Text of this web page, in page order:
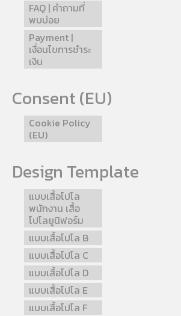
FAQ | คำถามที่
พบบ่อย
Payment |
เงื่อนไขการชำระ
เงิน
Consent (EU)
Cookie Policy
(EU)
Design Template
แบบเสื้อโปโล
พนักงาน เสื้อ
โปโลยูนิฟอร์ม
แบบเสื้อโปโล B
แบบเสื้อโปโล C
แบบเสื้อโปโล D
แบบเสื้อโปโล E
แบบเสื้อโปโล F